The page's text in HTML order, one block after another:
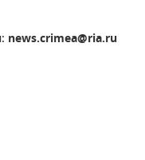
news.crimea@ria.ru